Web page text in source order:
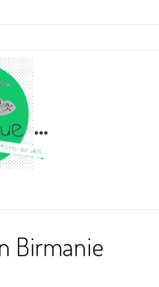
Birmanie